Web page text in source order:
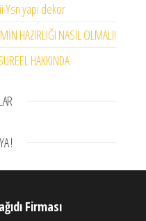
Ysn yapı dekor
HAZIRLIĞI NASIL OLMALI!
HAKKINDA
!
Firması